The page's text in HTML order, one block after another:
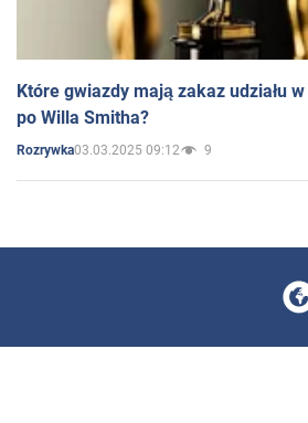
Które gwiazdy mają zakaz udziału
po Willa Smitha?
Rozrywka03.03.2025 09:12 9